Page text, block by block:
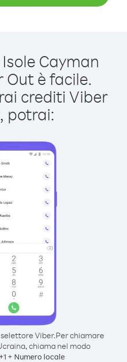
Cayman
Out è facile.
crediti Viber
potrai:
Viber.Per chiamare
chiama nel modo
+1+ Numero locale